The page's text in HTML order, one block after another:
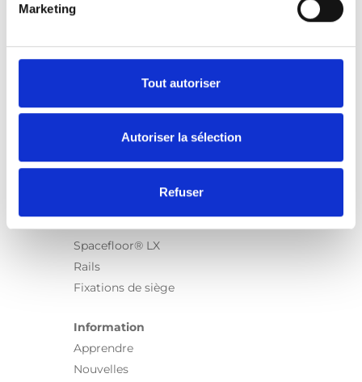
Marketing
Tout autoriser
Autoriser la sélection
Refuser
Carony
Carospeed Classic
Plateformes pour fauteuils roulant
Spacefloor® LX
Rails
Fixations de siège
Information
Apprendre
Nouvelles